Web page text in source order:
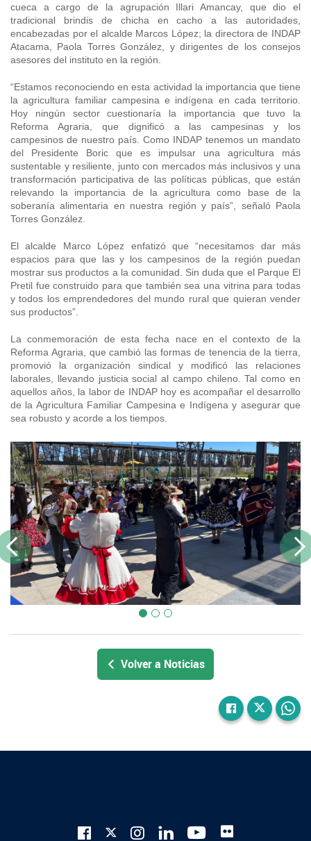
cueca a cargo de la agrupación Illari Amancay, que dio el
tradicional brindis de chicha en cacho a las autoridades,
encabezadas por el alcalde Marcos López; la directora de INDAP
Atacama, Paola Torres González, y dirigentes de los consejos
asesores del instituto en la región.
“Estamos reconociendo en esta actividad la importancia que tiene
la agricultura familiar campesina e indígena en cada territorio.
Hoy ningún sector cuestionaría la importancia que tuvo la
Reforma Agraria, que dignificó a las campesinas y los
campesinos de nuestro país. Como INDAP tenemos un mandato
del Presidente Boric que es impulsar una agricultura más
sustentable y resiliente, junto con mercados más inclusivos y una
transformación participativa de las políticas públicas, que están
relevando la importancia de la agricultura como base de la
soberanía alimentaria en nuestra región y país”, señaló Paola
Torres González.
El alcalde Marco López enfatizó que “necesitamos dar más
espacios para que las y los campesinos de la región puedan
mostrar sus productos a la comunidad. Sin duda que el Parque El
Pretil fue construido para que también sea una vitrina para todas
y todos los emprendedores del mundo rural que quieran vender
sus productos”.
La conmemoración de esta fecha nace en el contexto de la
Reforma Agraria, que cambió las formas de tenencia de la tierra,
promovió la organización sindical y modificó las relaciones
laborales, llevando justicia social al campo chileno. Tal como en
aquellos años, la labor de INDAP hoy es acompañar el desarrollo
de la Agricultura Familiar Campesina e Indígena y asegurar que
sea robusto y acorde a los tiempos.
Next
Volver a Noticias